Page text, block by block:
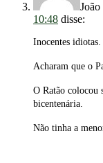
10:48 disse:
Inocentes idiotas.
Acharam que o
O Ratão colocou
bicentenária.
Não tinha a